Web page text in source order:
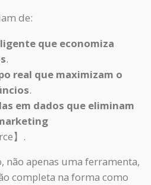
de:
que economiza
.
real que maximizam o
.
em dados que eliminam
】.
não apenas uma ferramenta,
completa na forma como